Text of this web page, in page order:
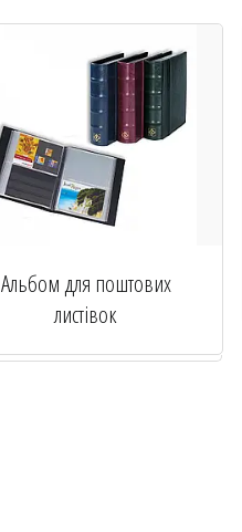
Альбом для поштових
листівок